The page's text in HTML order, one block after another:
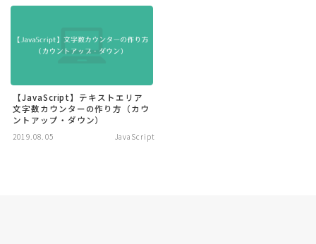
書籍
記事
ABOUT
Code for Fun について
コードのご利用について
【JavaScript】テキストエリア
文字数カウンターの作り方（カウ
ントアップ・ダウン）
2019.08.05 JavaScript